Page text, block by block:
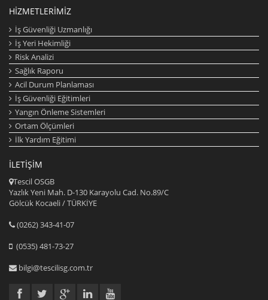
HIZMETLERIMIZ
İş Güvenliği Uzmanlığı
İş Yeri Hekimliği
Risk Analizi
Sağlık Raporu
Acil Durum Planlaması
İş Güvenliği Eğitimleri
Yangın Önleme Sistemleri
Ortam Ölçümleri
İlk Yardım Eğitimi
İLETIŞIM
Tescil OSGB
Yazlık Yeni Mah. D-130 Karayolu Cad. No.89/C
Gölcük Kocaeli / TÜRKİYE
(0262) 343-41-07
(0535) 481-73-27
bilgi@tescilisg.com.tr